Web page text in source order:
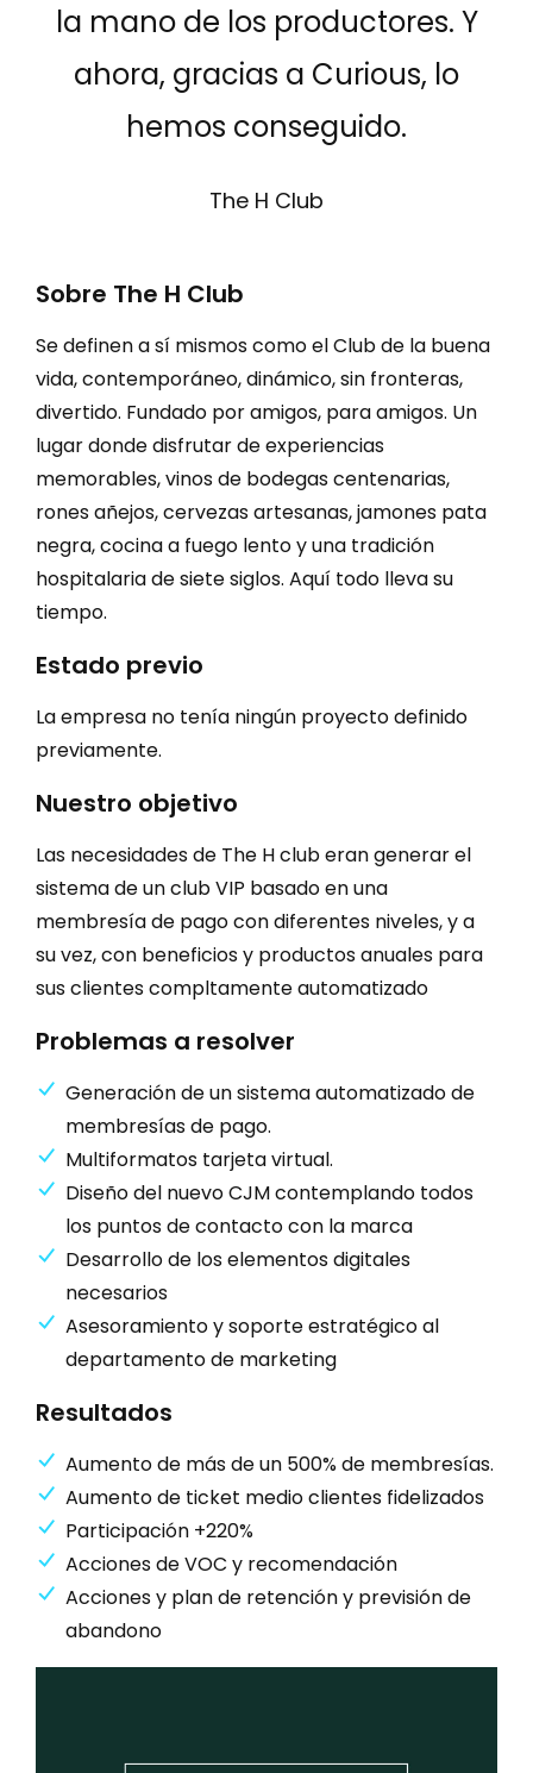
la mano de los productores. Y
ahora, gracias a Curious, lo
hemos conseguido.
The H Club
Sobre The H Club
Se definen a sí mismos como el Club de la buena
vida, contemporáneo, dinámico, sin fronteras,
divertido. Fundado por amigos, para amigos. Un
lugar donde disfrutar de experiencias
memorables, vinos de bodegas centenarias,
rones añejos, cervezas artesanas, jamones pata
negra, cocina a fuego lento y una tradición
hospitalaria de siete siglos. Aquí todo lleva su
tiempo.
Estado previo
La empresa no tenía ningún proyecto definido
previamente.
Nuestro objetivo
Las necesidades de The H club eran generar el
sistema de un club VIP basado en una
membresía de pago con diferentes niveles, y a
su vez, con beneficios y productos anuales para
sus clientes compltamente automatizado
Problemas a resolver
Generación de un sistema automatizado de
membresías de pago.
Multiformatos tarjeta virtual.
Diseño del nuevo CJM contemplando todos
los puntos de contacto con la marca
Desarrollo de los elementos digitales
necesarios
Asesoramiento y soporte estratégico al
departamento de marketing
Resultados
Aumento de más de un 500% de membresías.
Aumento de ticket medio clientes fidelizados
Participación +220%
Acciones de VOC y recomendación
Acciones y plan de retención y previsión de
abandono